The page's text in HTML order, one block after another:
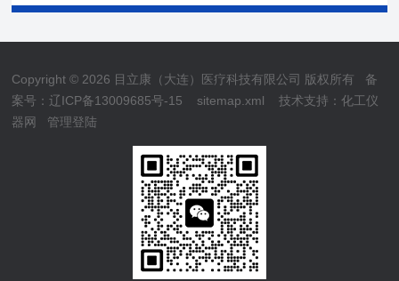
Copyright © 2026 目立康（大连）医疗科技有限公司 版权所有 备
案号：辽ICP备13009685号-15
sitemap.xml 技术支持：化工仪
器网
管理登陆